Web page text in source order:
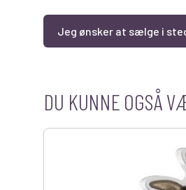
Jeg ønsker at sælge i
DU KUNNE OGSÅ